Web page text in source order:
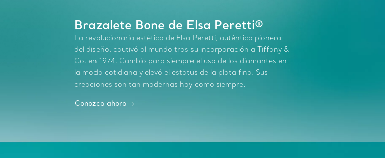
Brazalete Bone de Elsa Peretti®
La revolucionaria estética de Elsa Peretti, auténtica pionera
del diseño, cautivó al mundo tras su incorporación a Tiffany &
Co. en 1974. Cambió para siempre el uso de los diamantes en
la moda cotidiana y elevó el estatus de la plata fina. Sus
creaciones son tan modernas hoy como siempre.
Conozca ahora